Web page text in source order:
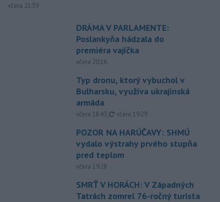
včera 21:39
DRÁMA V PARLAMENTE:
Poslankyňa hádzala do
premiéra vajíčka
včera 20:16
Typ dronu, ktorý vybuchol v
Bulharsku, využíva ukrajinská
armáda
včera 18:43, aktualizované
včera 19:29
POZOR NA HARÚČAVY: SHMÚ
vydalo výstrahy prvého stupňa
pred teplom
včera 19:28
SMRŤ V HORÁCH: V Západných
Tatrách zomrel 76-ročný turista